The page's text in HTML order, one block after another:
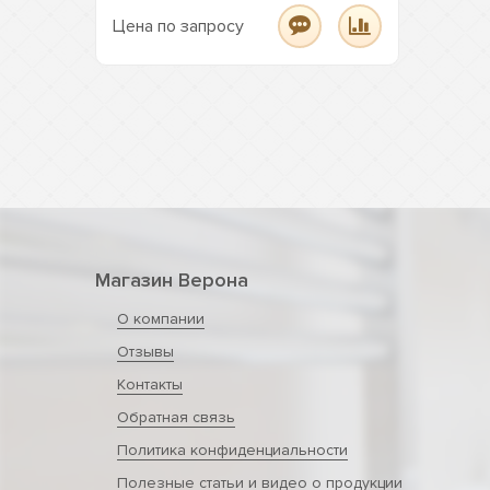
Цена по запросу
Магазин Верона
О компании
Отзывы
Контакты
Обратная связь
Политика конфиденциальности
Полезные статьи и видео о продукции